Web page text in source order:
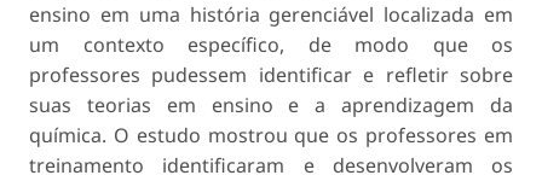
ensino em uma história gerenciável localizada em
um contexto específico, de modo que os
professores pudessem identificar e refletir sobre
suas teorias em ensino e a aprendizagem da
química. O estudo mostrou que os professores em
treinamento identificaram e desenvolveram os